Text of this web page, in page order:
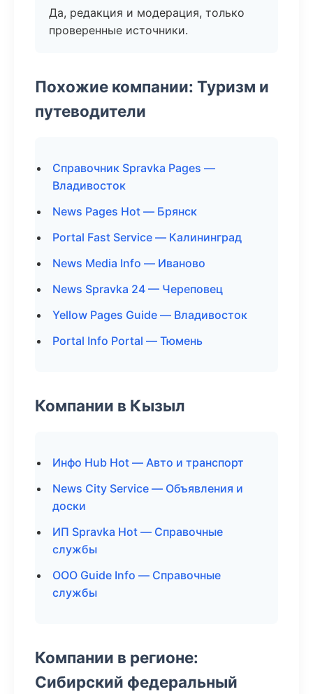
Да, редакция и модерация, только
проверенные источники.
Похожие компании: Туризм и
путеводители
Справочник Spravka Pages —
Владивосток
News Pages Hot — Брянск
Portal Fast Service — Калининград
News Media Info — Иваново
News Spravka 24 — Череповец
Yellow Pages Guide — Владивосток
Portal Info Portal — Тюмень
Компании в Кызыл
Инфо Hub Hot — Авто и транспорт
News City Service — Объявления и
доски
ИП Spravka Hot — Справочные
службы
ООО Guide Info — Справочные
службы
Компании в регионе:
Сибирский федеральный